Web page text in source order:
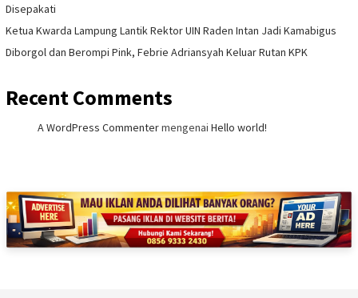
Disepakati
Ketua Kwarda Lampung Lantik Rektor UIN Raden Intan Jadi Kamabigus
Diborgol dan Berompi Pink, Febrie Adriansyah Keluar Rutan KPK
Recent Comments
A WordPress Commentermengenai Hello world!